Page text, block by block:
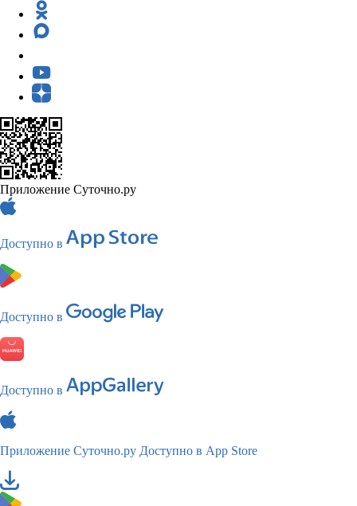
Приложение Суточно.ру
Доступно в
Доступно в
Доступно в
Приложение Суточно.ру Доступно в App Store